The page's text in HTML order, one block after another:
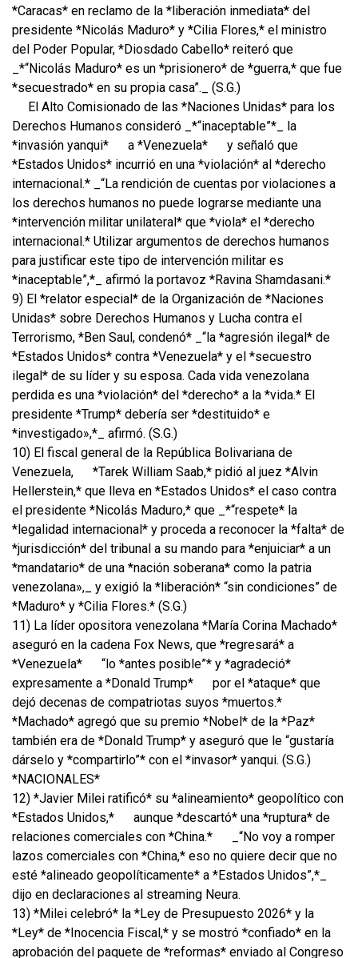
*Caracas* en reclamo de la *liberación inmediata* del
presidente *Nicolás Maduro* y *Cilia Flores,* el ministro
del Poder Popular, *Diosdado Cabello* reiteró que
_*“Nicolás Maduro* es un *prisionero* de *guerra,* que fue
*secuestrado* en su propia casa”._ (S.G.)
El Alto Comisionado de las *Naciones Unidas* para los
Derechos Humanos consideró _*“inaceptable”*_ la
*invasión yanqui*
a *Venezuela*
y señaló que
*Estados Unidos* incurrió en una *violación* al *derecho
internacional.* _“La rendición de cuentas por violaciones a
los derechos humanos no puede lograrse mediante una
*intervención militar unilateral* que *viola* el *derecho
internacional.* Utilizar argumentos de derechos humanos
para justificar este tipo de intervención militar es
*inaceptable”,*_ afirmó la portavoz *Ravina Shamdasani.*
9) El *relator especial* de la Organización de *Naciones
Unidas* sobre Derechos Humanos y Lucha contra el
Terrorismo, *Ben Saul, condenó* _“la *agresión ilegal* de
*Estados Unidos* contra *Venezuela* y el *secuestro
ilegal* de su líder y su esposa. Cada vida venezolana
perdida es una *violación* del *derecho* a la *vida.* El
presidente *Trump* debería ser *destituido* e
*investigado»,*_ afirmó. (S.G.)
10) El fiscal general de la República Bolivariana de
Venezuela,
*Tarek William Saab,* pidió al juez *Alvin
Hellerstein,* que lleva en *Estados Unidos* el caso contra
el presidente *Nicolás Maduro,* que _*“respete* la
*legalidad internacional* y proceda a reconocer la *falta* de
*jurisdicción* del tribunal a su mando para *enjuiciar* a un
*mandatario* de una *nación soberana* como la patria
venezolana»,_ y exigió la *liberación* “sin condiciones” de
*Maduro* y *Cilia Flores.* (S.G.)
11) La líder opositora venezolana *María Corina Machado*
aseguró en la cadena Fox News, que *regresará* a
*Venezuela*
“lo *antes posible”* y *agradeció*
expresamente a *Donald Trump*
por el *ataque* que
dejó decenas de compatriotas suyos *muertos.*
*Machado* agregó que su premio *Nobel* de la *Paz*
también era de *Donald Trump* y aseguró que le “gustaría
dárselo y *compartirlo”* con el *invasor* yanqui. (S.G.)
*NACIONALES*
12) *Javier Milei ratificó* su *alineamiento* geopolítico con
*Estados Unidos,*
aunque *descartó* una *ruptura* de
relaciones comerciales con *China.*
_“No voy a romper
lazos comerciales con *China,* eso no quiere decir que no
esté *alineado geopolíticamente* a *Estados Unidos”,*_
dijo en declaraciones al streaming Neura.
13) *Milei celebró* la *Ley de Presupuesto 2026* y la
*Ley* de *Inocencia Fiscal,* y se mostró *confiado* en la
aprobación del paquete de *reformas* enviado al Congreso